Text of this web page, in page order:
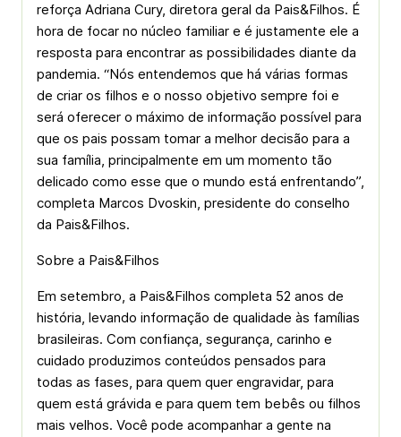
reforça Adriana Cury, diretora geral da Pais&Filhos. É
hora de focar no núcleo familiar e é justamente ele a
resposta para encontrar as possibilidades diante da
pandemia. “Nós entendemos que há várias formas
de criar os filhos e o nosso objetivo sempre foi e
será oferecer o máximo de informação possível para
que os pais possam tomar a melhor decisão para a
sua família, principalmente em um momento tão
delicado como esse que o mundo está enfrentando”,
completa Marcos Dvoskin, presidente do conselho
da Pais&Filhos.
Sobre a Pais&Filhos
Em setembro, a Pais&Filhos completa 52 anos de
história, levando informação de qualidade às famílias
brasileiras. Com confiança, segurança, carinho e
cuidado produzimos conteúdos pensados para
todas as fases, para quem quer engravidar, para
quem está grávida e para quem tem bebês ou filhos
mais velhos. Você pode acompanhar a gente na